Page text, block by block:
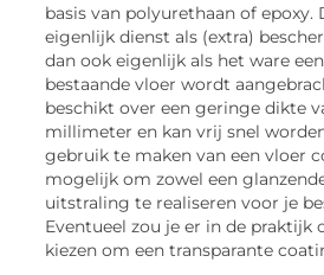
basis van polyurethaan of epoxy.
eigenlijk dienst als (extra)
dan ook eigenlijk als het ware
bestaande vloer wordt
beschikt over een geringe dikte
millimeter en kan vrij snel
gebruik te maken van een vloer
mogelijk om zowel een
uitstraling te realiseren voor je
Eventueel zou je er in de praktijk
kiezen om een transparante